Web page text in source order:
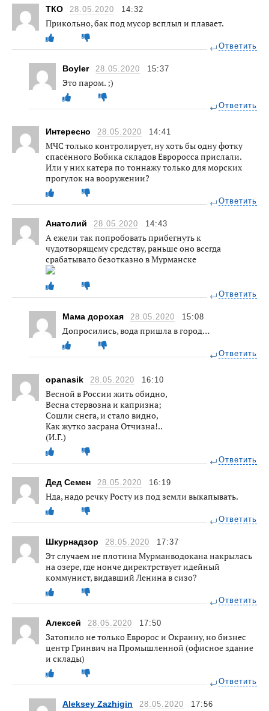
ТКО 28.05.2020 14:32
Прикольно, бак под мусор всплыл и плавает.
Ответить
Boyler 28.05.2020 15:37
Это паром. ;)
Ответить
Интересно 28.05.2020 14:41
МЧС только контролирует, ну хоть бы одну фотку
спасённого Бобика складов Евроросса прислали.
Или у них катера по тоннажу только для морских
прогулок на вооружении?
Ответить
Анатолий 28.05.2020 14:43
А ежели так попробовать прибегнуть к
чудотворящему средству, раньше оно всегда
срабатывало безотказно в Мурманске
Ответить
Мама дорохая 28.05.2020 15:08
Допросились, вода пришла в город…
Ответить
opanasik 28.05.2020 16:10
Весной в России жить обидно,
Весна стервозна и капризна;
Сошли снега, и стало видно,
Как жутко засрана Отчизна!..
(И.Г.)
Ответить
Дед Семен 28.05.2020 16:19
Нда, надо речку Росту из под земли выкапывать.
Ответить
Шкурнадзор 28.05.2020 17:37
Эт случаем не плотина Мурманводокана накрылась
на озере, где нонче директрствует идейный
коммунист, видавший Ленина в сизо?
Ответить
Алексей 28.05.2020 17:50
Затопило не только Евророс и Окраину, но бизнес
центр Гринвич на Промышленной (офисное здание
и склады)
Ответить
Aleksey Zazhigin 28.05.2020 17:56